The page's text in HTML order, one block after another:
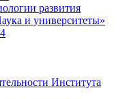
развития
и университеты»
Института